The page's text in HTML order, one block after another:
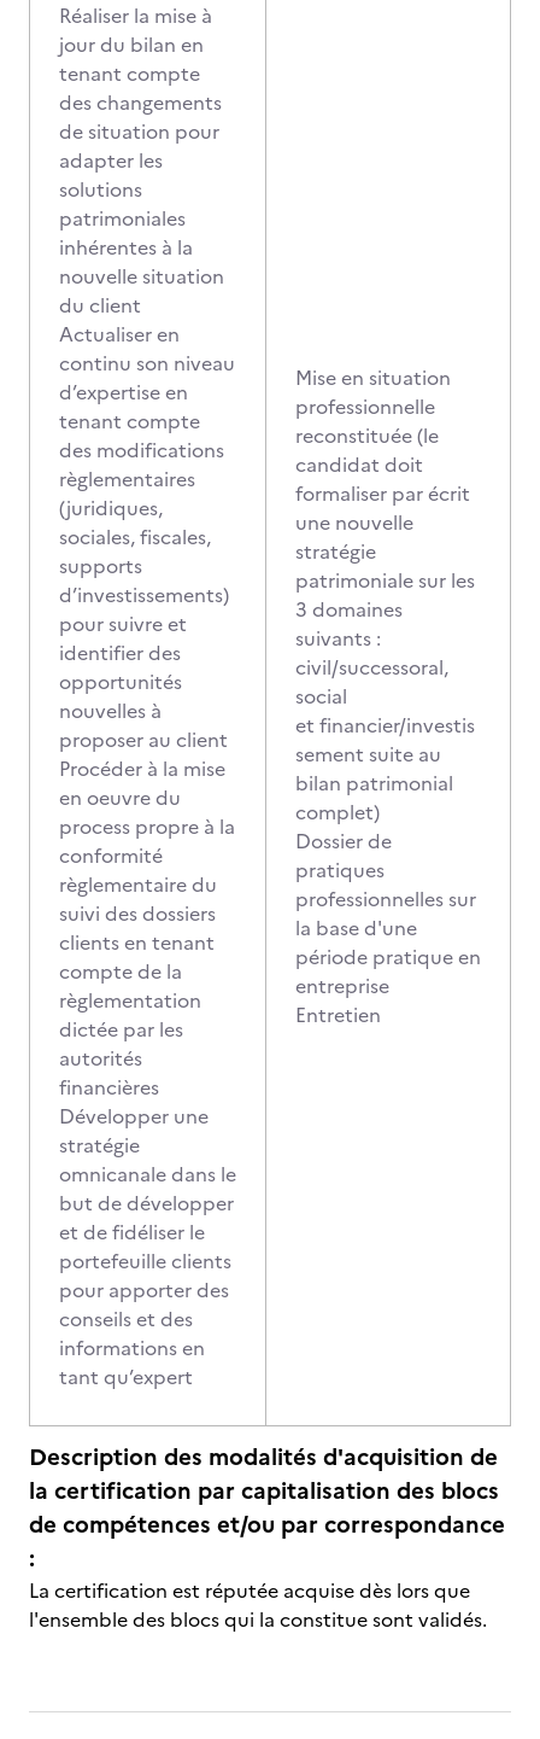
Réaliser la mise à
jour du bilan en
tenant compte
des changements
de situation pour
adapter les
solutions
patrimoniales
inhérentes à la
nouvelle situation
du client
Actualiser en
continu son niveau
d’expertise en
tenant compte
des modifications
règlementaires
(juridiques,
sociales, fiscales,
supports
d’investissements)
pour suivre et
identifier des
opportunités
nouvelles à
proposer au client
Procéder à la mise
en oeuvre du
process propre à la
conformité
règlementaire du
suivi des dossiers
clients en tenant
compte de la
règlementation
dictée par les
autorités
financières
Développer une
stratégie
omnicanale dans le
but de développer
et de fidéliser le
portefeuille clients
pour apporter des
conseils et des
informations en
tant qu’expert
Mise en situation
professionnelle
reconstituée (le
candidat doit
formaliser par écrit
une nouvelle
stratégie
patrimoniale sur les
3 domaines
suivants :
civil/successoral,
social
et financier/investis
sement suite au
bilan patrimonial
complet)
Dossier de
pratiques
professionnelles sur
la base d'une
période pratique en
entreprise
Entretien
Description des modalités d'acquisition de
la certification par capitalisation des blocs
de compétences et/ou par correspondance
:
La certification est réputée acquise dès lors que
l'ensemble des blocs qui la constitue sont validés.